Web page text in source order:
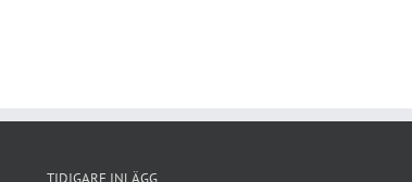
TIDIGARE INLÄGG